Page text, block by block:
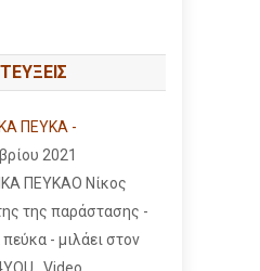
ΠΕΥΚΑ -
2021
ΠΕΥΚΑΟ Νίκος
της παράστασης -
- μιλάει στον